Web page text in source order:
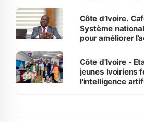
Côte d’Ivoire.
Système
pour améliorer
Côte d'Ivoire -
jeunes Ivoiriens
l'intelligence